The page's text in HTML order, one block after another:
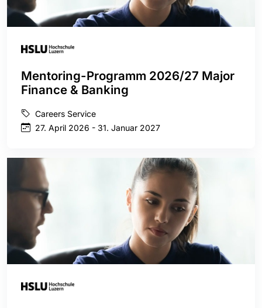
Mentoring-Programm 2026/27 Major
Finance & Banking
Careers Service
27. April 2026 - 31. Januar 2027